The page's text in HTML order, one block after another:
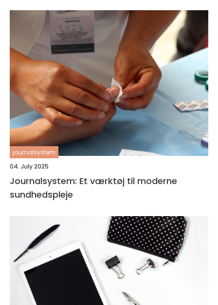
journalsystem
04. July 2025
Journalsystem: Et værktøj til moderne
sundhedspleje